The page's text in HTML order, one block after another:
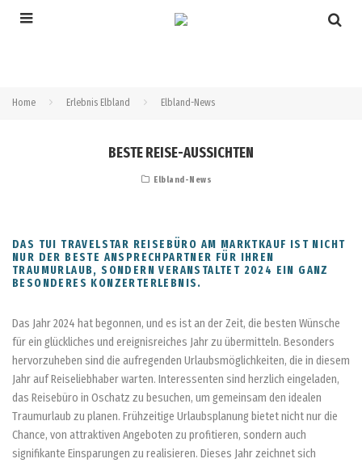
Home Erlebnis Elbland Elbland-News
BESTE REISE-AUSSICHTEN
Elbland-News
DAS TUI TRAVELSTAR REISEBÜRO AM MARKTKAUF IST NICHT
NUR DER BESTE ANSPRECHPARTNER FÜR IHREN
TRAUMURLAUB, SONDERN VERANSTALTET 2024 EIN GANZ
BESONDERES KONZERTERLEBNIS.
Das Jahr 2024 hat begonnen, und es ist an der Zeit, die besten Wünsche
für ein glückliches und ereignisreiches Jahr zu übermitteln. Besonders
hervorzuheben sind die aufregenden Urlaubsmöglichkeiten, die in diesem
Jahr auf Reiseliebhaber warten. Interessenten sind herzlich eingeladen,
das Reisebüro in Oschatz zu besuchen, um gemeinsam den idealen
Traumurlaub zu planen. Frühzeitige Urlaubsplanung bietet nicht nur die
Chance, von attraktiven Angeboten zu profitieren, sondern auch
signifikante Einsparungen zu realisieren. Dieses Jahr zeichnet sich